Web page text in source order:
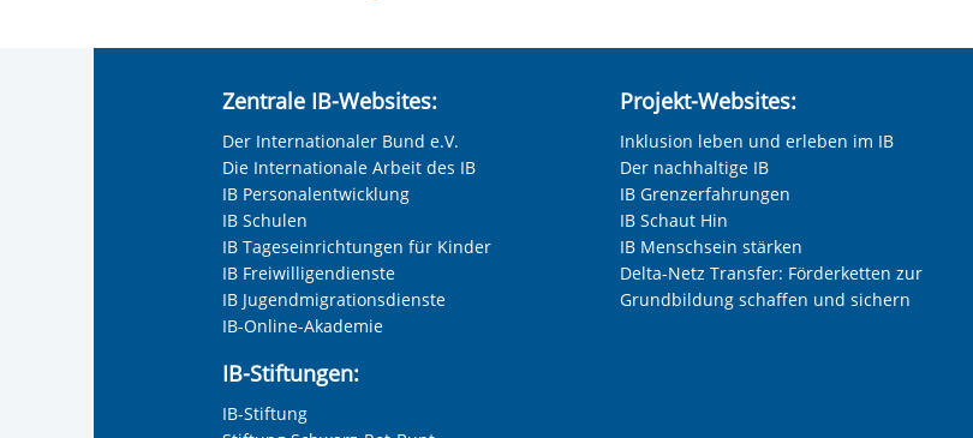
Teamtage
Sachspenden
Zentrale IB-Websites:
Der Internationaler Bund e.V.
Die Internationale Arbeit des IB
IB Personalentwicklung
IB Schulen
IB Tageseinrichtungen für Kinder
IB Freiwilligendienste
IB Jugendmigrationsdienste
IB-Online-Akademie
IB-Stiftungen:
IB-Stiftung
Projekt-Websites:
Inklusion leben und erleben im IB
Der nachhaltige IB
IB Grenzerfahrungen
IB Schaut Hin
IB Menschsein stärken
Delta-Netz Transfer: Förderketten zur
Grundbildung schaffen und sichern